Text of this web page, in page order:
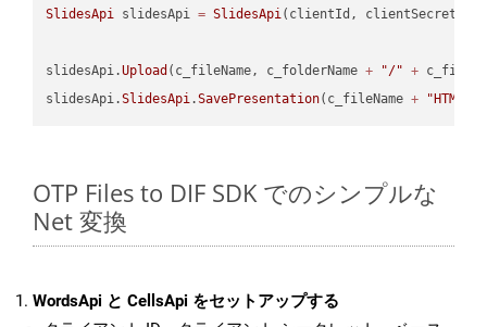
SlidesApi slidesApi = SlidesApi(clientId, clientSecret);
slidesApi.Upload (c_fileName, c_folderName + "/" +
slidesApi.SlidesApi.SavePresentation(c_fileName + "HTML"
OTP Files to DIF SDK でのシンプルな
Net 変換
WordsApi と CellsApi をセットアップする